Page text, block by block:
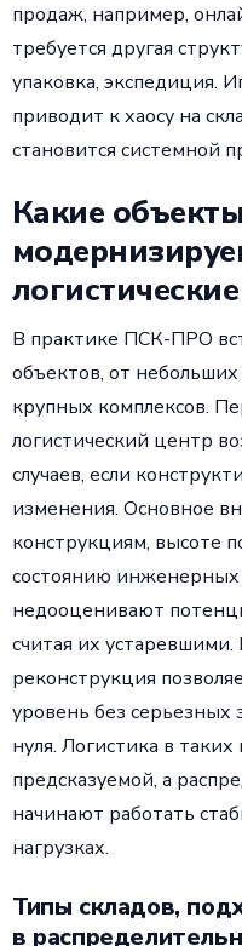
продаж, например,
требуется другая
упаковка, экспедиция.
приводит к хаосу на
становится системной
Какие
В практике ПСК-ПРО
объектов, от
крупных комплексов.
логистический центр
случаев, если
изменения. Основное
конструкциям, высоте
состоянию инженерных
недооценивают
считая их устаревшими.
реконструкция
уровень без серьезных
нуля. Логистика в
предсказуемой, а
начинают работать
нагрузках.
Типы складов,
в